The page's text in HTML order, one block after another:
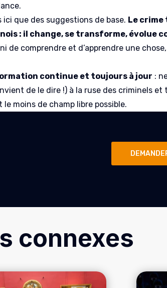
que des suggestions de base. Le
: il change, se transforme, évolue
de comprendre et d’apprendre une
continue et toujours à jour :
de le dire !) à la ruse des criminels
le moins de champ libre possible.
connexes